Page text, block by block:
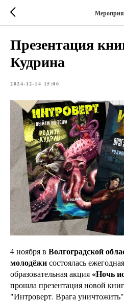
Презентация
Кудрина
2024-12-14 15:06
4 ноября в Волгоградской
молодёжисостоялась
образовательная акция«Ночь
прошла презентация новой
"Интроверт. Врага